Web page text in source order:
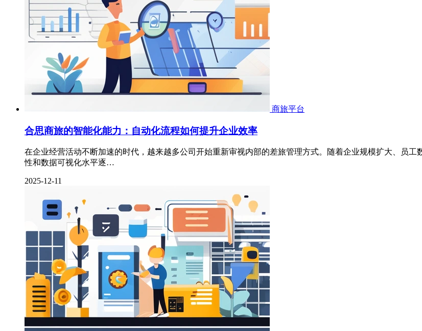
商旅平台
合思商旅的智能化能力：自动化流程如何提升企业效率
在企业经营活动不断加速的时代，越来越多公司开始重新审视内部的差旅管理方式。随着企业规模扩大、员
性和数据可视化水平逐…
2025-12-11